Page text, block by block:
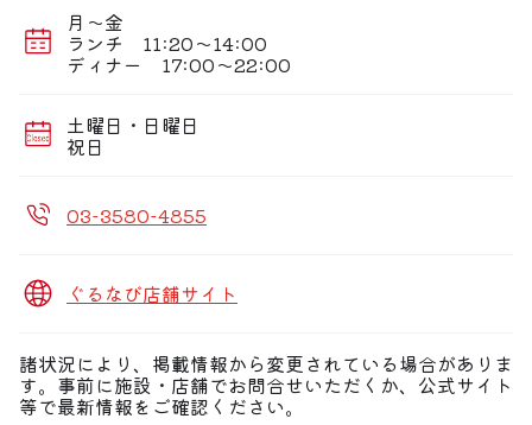
※店内換気、消毒除菌徹底、
※長時間の会食を避ける為、お席予約は２時間制です。
★【貸し切り予約ご希望の場合】
予約確定となります。
基本的にはご来店し現金もしくはカード払いです。ご来
払いとなります。
月〜金
ランチ 11:20〜14:00
ディナー 17:00〜22:00
土曜日・日曜日
祝日
03-3580-4855
ぐるなび店舗サイト
諸状況により、掲載情報から変更されている場合がありま
す。事前に施設・店舗でお問合せいただくか、公式サイト
等で最新情報をご確認ください。